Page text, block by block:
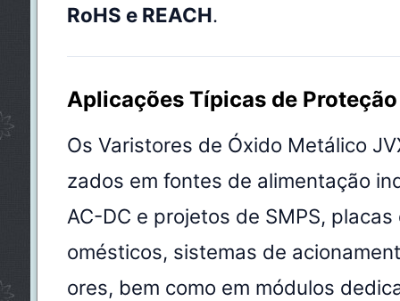
RoHS e REACH.
Aplicações Típicas de
Os Varistores de Óxido Metálico
zados em fontes de alimentação
AC-DC e projetos de SMPS,
omésticos, sistemas de
ores, bem como em módulos